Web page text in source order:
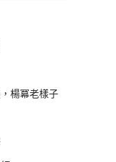
楊冪老樣子